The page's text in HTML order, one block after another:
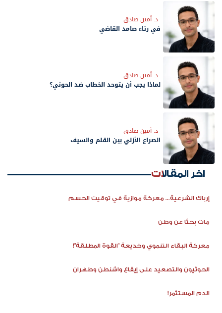
د. أمين صادق
في رثاء صامد القاضي
د. أمين صادق
لماذا يجب أن يتوحد الخطاب ضد الحوثي؟
د. أمين صادق
الصراع الأزلي بين القلم والسيف
اخر المقالات
إرباك الشرعية... معركة موازية في توقيت الحسم
مات بحثًا عن وطن
معركة البقاء التنموي وخديعة "القوة المطلقة"!
الحوثيون والتصعيد على إيقاع واشنطن وطهران
الدم المستثمر!